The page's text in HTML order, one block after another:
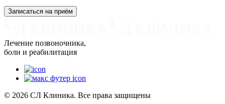
Лечение позвоночника,
боли и реабилитация
© 2026 СЛ Клиника. Все права защищены